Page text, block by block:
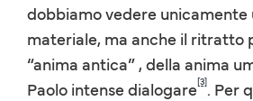
dobbiamo vedere unicamente
materiale, ma anche il ritratto
“anima antica” , della anima
Paolo intense dialogare[3]. Per